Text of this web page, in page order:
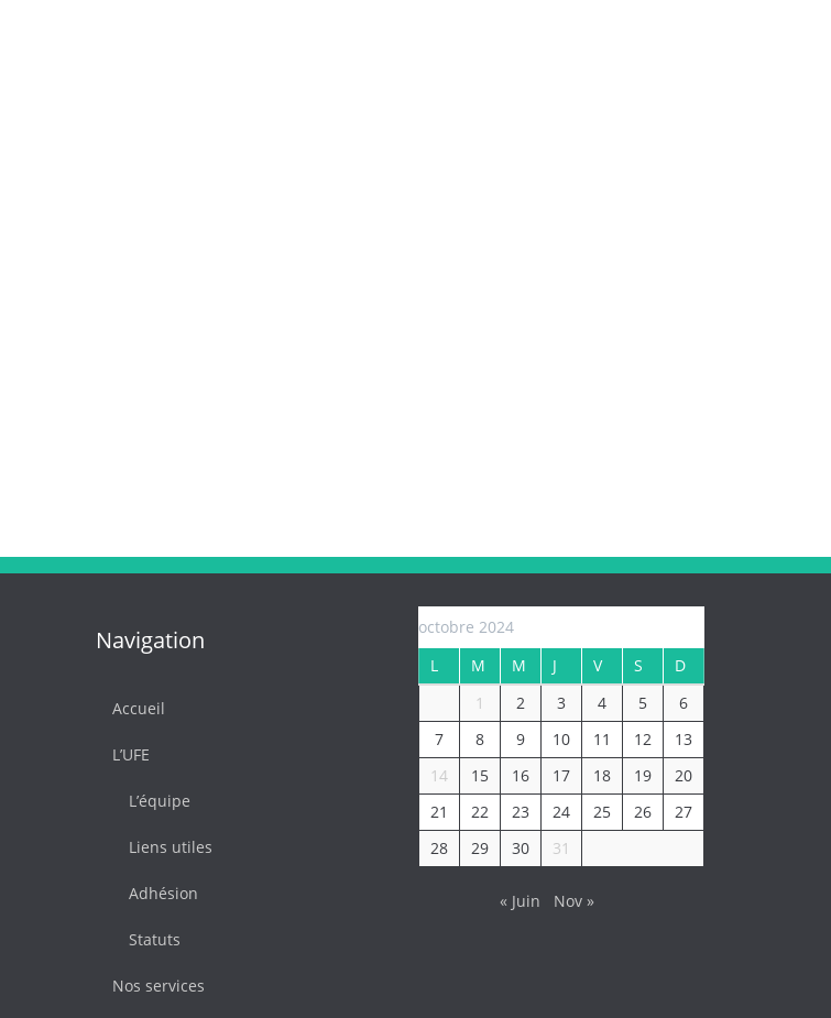
Navigation
Accueil
L’UFE
L’équipe
Liens utiles
Adhésion
Statuts
Nos services
octobre 2024
L
M M J V S
D
1
2 3 4 5
6
7
8 9 10 11 12
13
14
15 16 17 18 19
20
21
22 23 24 25 26
27
28
29 30 31
« Juin Nov »